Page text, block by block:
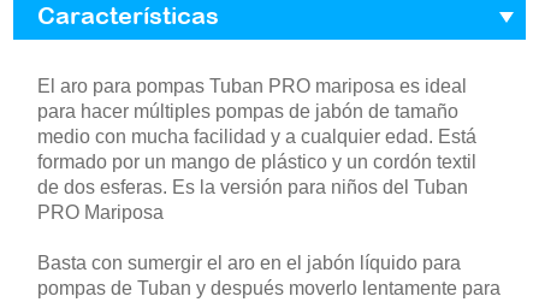
Características
El aro para pompas Tuban PRO mariposa es ideal
para hacer múltiples pompas de jabón de tamaño
medio con mucha facilidad y a cualquier edad. Está
formado por un mango de plástico y un cordón textil
de dos esferas. Es la versión para niños del Tuban
PRO Mariposa
Basta con sumergir el aro en el jabón líquido para
pompas de Tuban y después moverlo lentamente para